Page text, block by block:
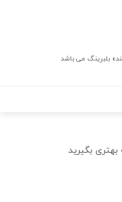
بلبرینگ می باشد
بهتری بگیرید